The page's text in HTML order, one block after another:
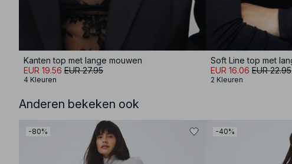
Kanten top met lange mouwen
EUR 19.56 EUR 27.95
4 Kleuren
EUR 16.06 EUR 22.95
2 Kleuren
Anderen bekeken ook
-80% -40%